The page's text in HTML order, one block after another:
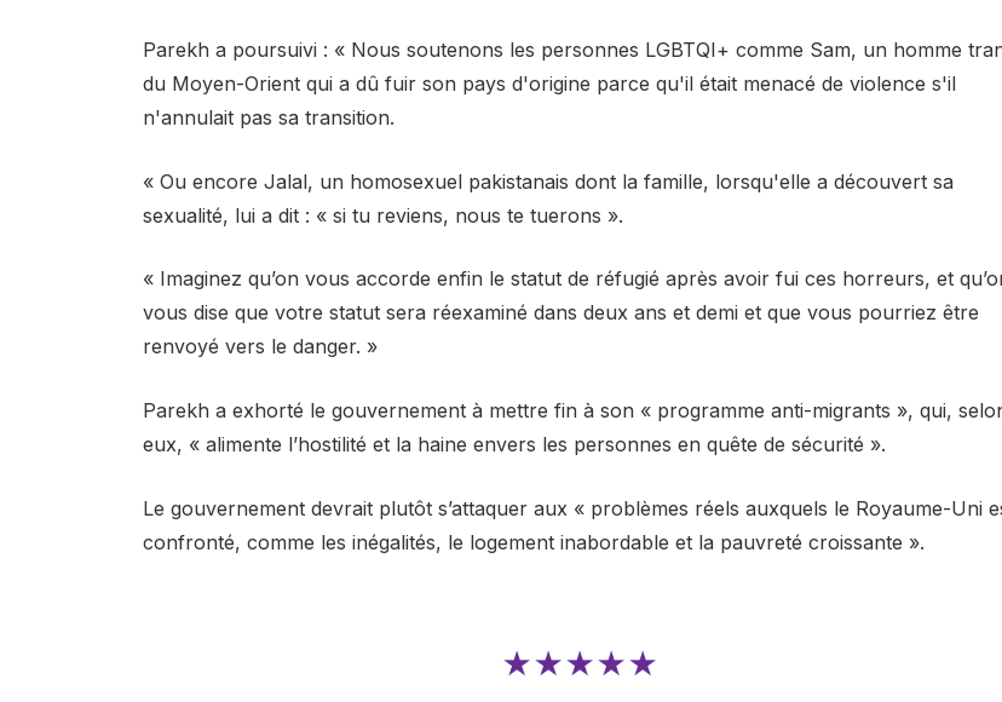
Parekh a poursuivi : « Nous soutenons les personnes LGBTQI+ comme Sam, un homme
du Moyen-Orient qui a dû fuir son pays d'origine parce qu'il était menacé de violence s'il
n'annulait pas sa transition.
« Ou encore Jalal, un homosexuel pakistanais dont la famille, lorsqu'elle a découvert sa
sexualité, lui a dit : « si tu reviens, nous te tuerons ».
« Imaginez qu’on vous accorde enfin le statut de réfugié après avoir fui ces horreurs, et
vous dise que votre statut sera réexaminé dans deux ans et demi et que vous pourriez être
renvoyé vers le danger. »
Parekh a exhorté le gouvernement à mettre fin à son « programme anti-migrants », qui,
eux, « alimente l’hostilité et la haine envers les personnes en quête de sécurité ».
Le gouvernement devrait plutôt s’attaquer aux « problèmes réels auxquels le Royaume-Uni
confronté, comme les inégalités, le logement inabordable et la pauvreté croissante ».
★★★★★